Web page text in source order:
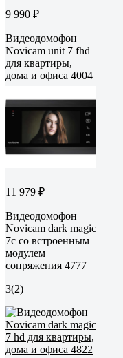
9 990 ₽
Видеодомофон
Novicam unit 7 fhd
для квартиры,
дома и офиса 4004
11 979 ₽
Видеодомофон
Novicam dark magic
7c со встроенным
модулем
сопряжения 4777
3(2)